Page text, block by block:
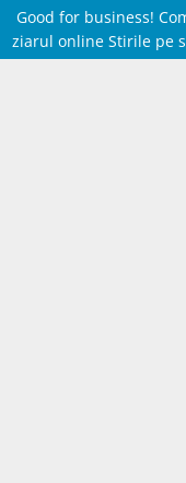
Good for business!
ziarul online Stirile pe